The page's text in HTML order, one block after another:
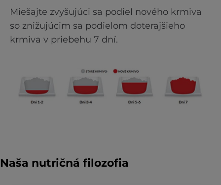
Miešajte zvyšujúci sa podiel nového krmiva
so znižujúcim sa podielom doterajšieho
krmiva v priebehu 7 dní.
Naša nutričná filozofia